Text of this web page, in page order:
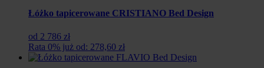
Łóżko tapicerowane CRISTIANO Bed Design
od 2 786 zł
Rata 0% już od: 278,60 zł